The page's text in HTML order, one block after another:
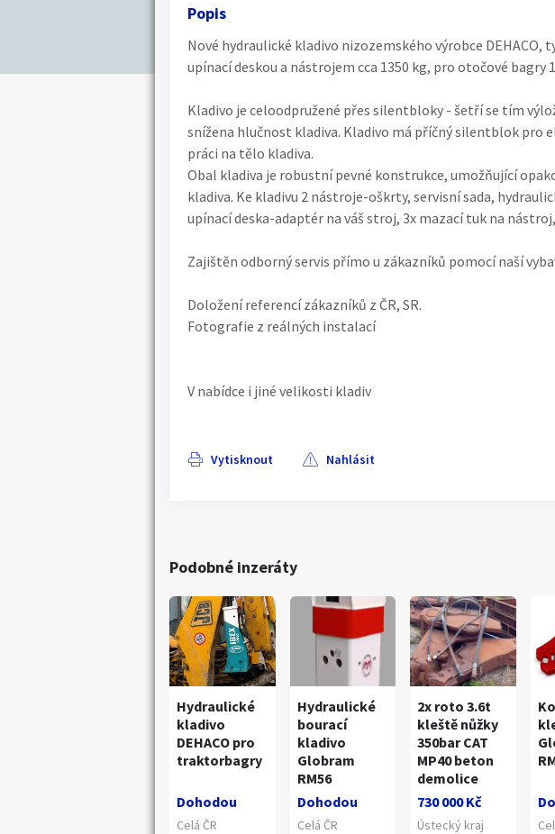
Popis
Nové hydraulické kladivo nizozemského výrobce DEHACO,
upínací deskou a nástrojem cca 1350 kg, pro otočové bagry
Kladivo je celoodpružené přes silentbloky - šetří se tím
snížena hlučnost kladiva. Kladivo má příčný silentblok pro
práci na tělo kladiva.
Obal kladiva je robustní pevné konstrukce, umožňující
kladiva. Ke kladivu 2 nástroje-oškrty, servisní sada,
upínací deska-adaptér na váš stroj, 3x mazací tuk na
Zajištěn odborný servis přímo u zákazníků pomocí naší
Doložení referencí zákazníků z ČR, SR.
Fotografie z reálných instalací
V nabídce i jiné velikosti kladiv
Vytisknout Nahlásit
Podobné inzeráty
Hydraulické
kladivo
DEHACO pro
traktorbagry
Dohodou
Celá ČR
Hydraulické
bourací
kladivo
Globram
RM56
Dohodou
Celá ČR
2x roto 3.6t
kleště nůžky
350bar CAT
MP40 beton
demolice
730 000 Kč
Ústecký kraj